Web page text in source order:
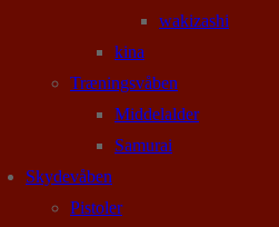
wakizashi
kina
Træningsvåben
Middelalder
Samurai
Skydevåben
Pistoler